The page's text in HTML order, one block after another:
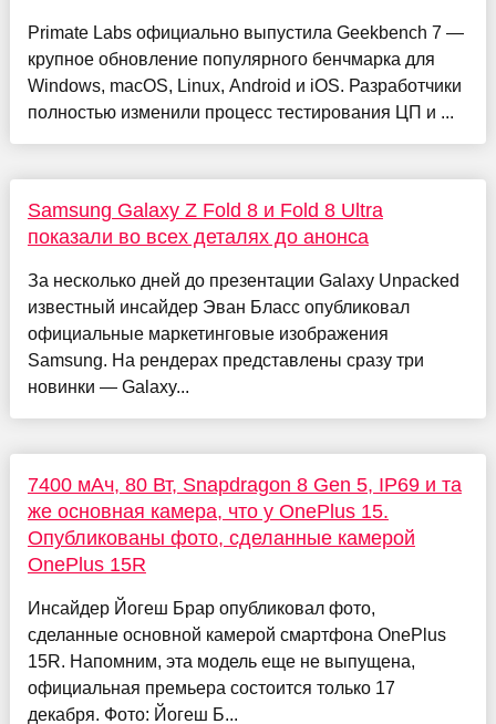
Primate Labs официально выпустила Geekbench 7 —
крупное обновление популярного бенчмарка для
Windows, macOS, Linux, Android и iOS. Разработчики
полностью изменили процесс тестирования ЦП и ...
Samsung Galaxy Z Fold 8 и Fold 8 Ultra
показали во всех деталях до анонса
За несколько дней до презентации Galaxy Unpacked
известный инсайдер Эван Бласс опубликовал
официальные маркетинговые изображения
Samsung. На рендерах представлены сразу три
новинки — Galaxy...
7400 мАч, 80 Вт, Snapdragon 8 Gen 5, IP69 и та
же основная камера, что у OnePlus 15.
Опубликованы фото, сделанные камерой
OnePlus 15R
Инсайдер Йогеш Брар опубликовал фото,
сделанные основной камерой смартфона OnePlus
15R. Напомним, эта модель еще не выпущена,
официальная премьера состоится только 17
декабря. Фото: Йогеш Б...